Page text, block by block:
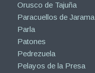
Orusco de Tajuña
Paracuellos de Jarama
Parla
Patones
Pedrezuela
Pelayos de la Presa